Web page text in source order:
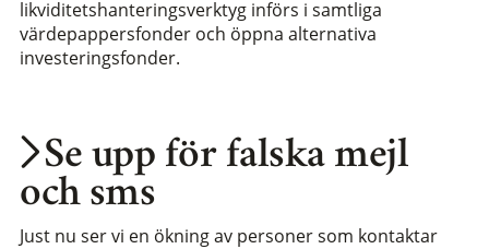
Se upp för falska mejl
och sms
Just nu ser vi en ökning av personer som kontaktar
likviditetshanteringsverktyg införs i samtliga
värdepappersfonder och öppna alternativa
investeringsfonder.